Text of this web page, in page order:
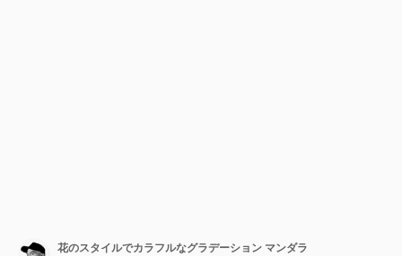
花のスタイルでカラフルなグラデーション マンダラ